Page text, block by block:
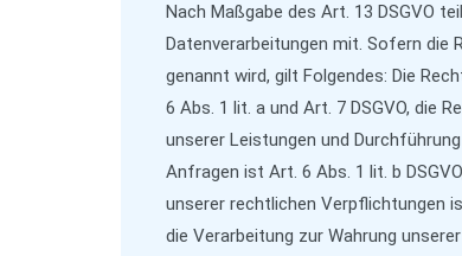
Nach Maßgabe des Art. 13 DSGVO
Datenverarbeitungen mit. Sofern die
genannt wird, gilt Folgendes: Die
6 Abs. 1 lit. a und Art. 7 DSGVO, die
unserer Leistungen und
Anfragen ist Art. 6 Abs. 1 lit. b
unserer rechtlichen Verpflichtungen
die Verarbeitung zur Wahrung